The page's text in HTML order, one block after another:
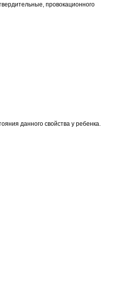
провокационного
данного свойства у ребенка.